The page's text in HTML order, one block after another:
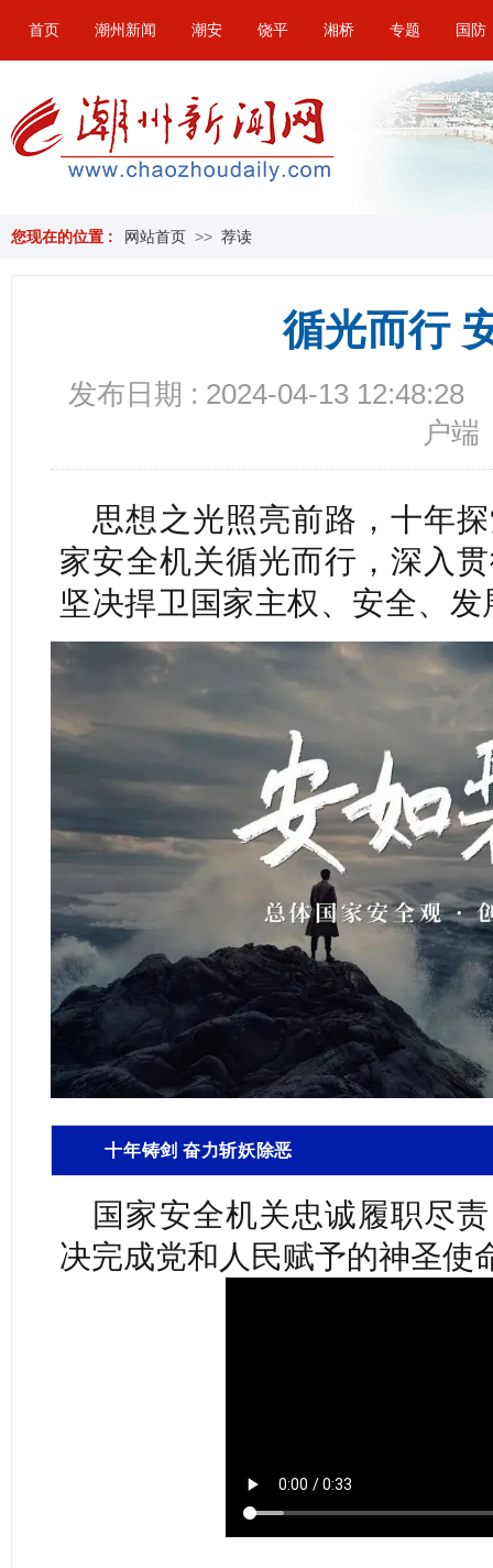
首页 潮州新闻 潮安 饶平 湘桥 专题 国防
您现在的位置 : 网站首页 >> 荐读
循光而行
发布日期 : 2024-04-13 12:48:28
户端
思想之光照亮前路，十年
家安全机关循光而行，深入
坚决捍卫国家主权、安全、发
十年铸剑 奋力斩妖除恶
国家安全机关忠诚履职尽
决完成党和人民赋予的神圣使